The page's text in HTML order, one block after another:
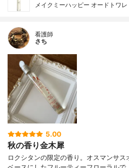
メイクミーハッピー オードトワレ
看護師
さち
5.00
秋の香り金木犀
ロクシタンの限定の香り。オスマンサ